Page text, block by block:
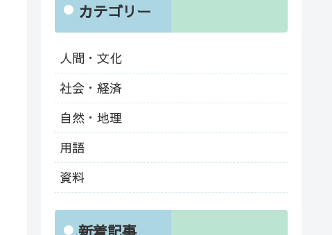
カテゴリー
人間・文化
社会・経済
自然・地理
用語
資料